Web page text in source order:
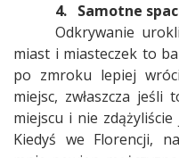
4. Samotne
Odkrywanie
miast i miasteczek to
po zmroku lepiej
miejsc, zwłaszcza
miejscu i nie
Kiedyś we Florencji,